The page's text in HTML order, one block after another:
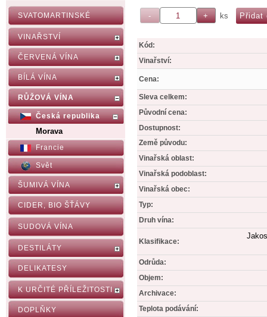
ks
Kód:
Vinařství:
Cena:
Sleva celkem:
Původní cena:
Dostupnost:
Země původu:
Vinařská oblast:
Vinařská podoblast:
Vinařská obec:
Typ:
Druh vína:
Klasifikace:
Odrůda:
Objem:
Archivace:
Teplota podávání:
SVATOMARTINSKÉ
VINAŘSTVÍ
ČERVENÁ VÍNA
BÍLÁ VÍNA
RŮŽOVÁ VÍNA
Česká republika
Morava
Francie
Svět
ŠUMIVÁ VÍNA
CIDER, BIO ŠŤÁVY
SUDOVÁ VÍNA
DESTILÁTY
DELIKATESY
K URČITÉ PŘÍLEŽITOSTI
DOPLŇKY